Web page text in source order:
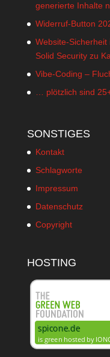
generierte Inhalte
Widerruf-Button
Website-Sicherheit
Solid Security zu
Vibe-Coding –
… plötzlich sind
SONSTIGES
Kontakt
Schlagworte
Impressum
Datenschutz
Copyright
HOSTING